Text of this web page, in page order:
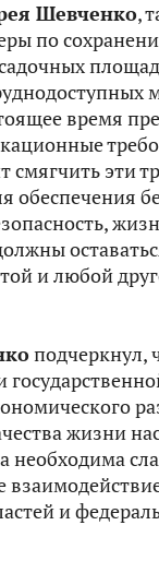
Шевченко,
по
время
смягчить эти
обеспечения
и любой
подчеркнул,
жизни
необходима
и